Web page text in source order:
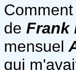
de Frank
mensuel
qui